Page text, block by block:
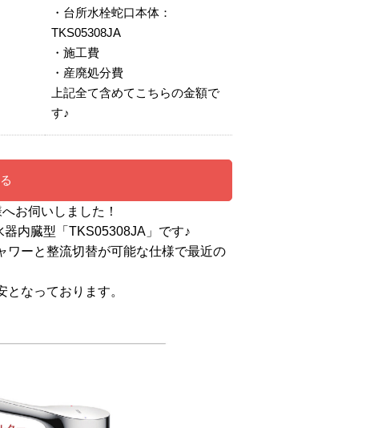
・台所水栓蛇口本体：
TKS05308JA
・施工費
・産廃処分費
上記全て含めてこちらの金額で
す♪
お伺いしました！
内臓型「TKS05308JA」です♪
ワーと整流切替が可能な仕様で最近の
なっております。